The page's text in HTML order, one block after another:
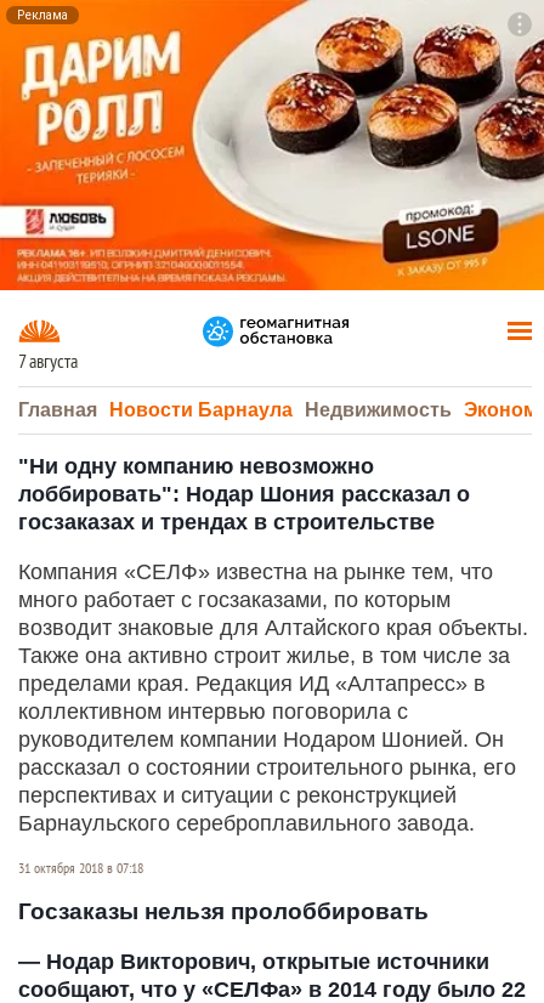
Реклама
7 августа
Главная Новости Барнаула Недвижимость
"Ни одну компанию невозможно
лоббировать": Нодар Шония рассказал о
госзаказах и трендах в строительстве
Компания «СЕЛФ» известна на рынке тем, что
много работает с госзаказами, по которым
возводит знаковые для Алтайского края объекты.
Также она активно строит жилье, в том числе за
пределами края. Редакция ИД «Алтапресс» в
коллективном интервью поговорила с
руководителем компании Нодаром Шонией. Он
рассказал о состоянии строительного рынка, его
перспективах и ситуации с реконструкцией
Барнаульского сереброплавильного завода.
31 октября 2018 в 07:18
Госзаказы нельзя пролоббировать
— Нодар Викторович, открытые источники
сообщают, что у «СЕЛФа» в 2014 году было 22